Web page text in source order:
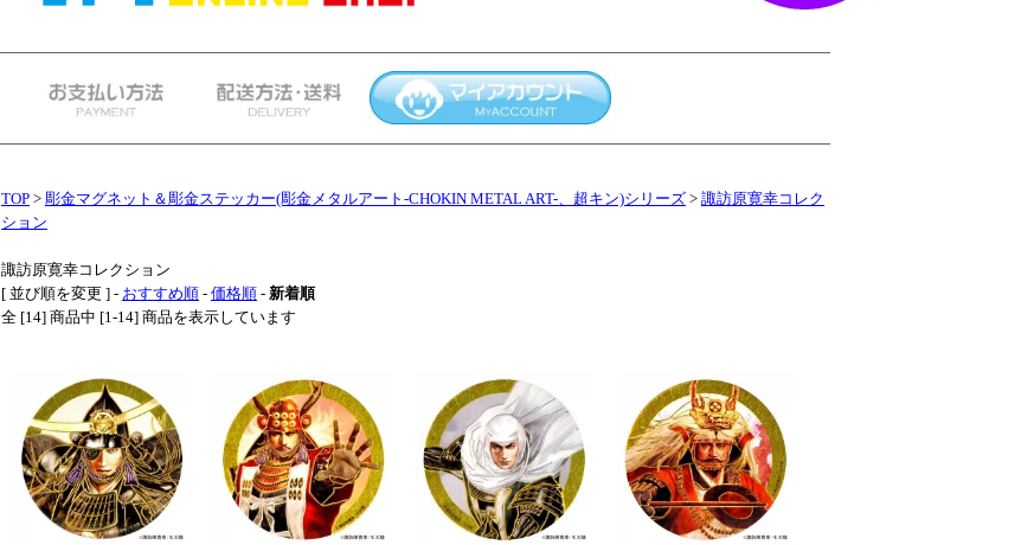
TOP > 彫金マグネット＆彫金ステッカー(彫金メタルアート-CHOKIN METAL ART-、超キン)シリーズ > 諏訪原寛幸コレク
ション
諏訪原寛幸コレクション
[ 並び順を変更 ] - おすすめ順 - 価格順 - 新着順
全 [14] 商品中 [1-14] 商品を表示しています